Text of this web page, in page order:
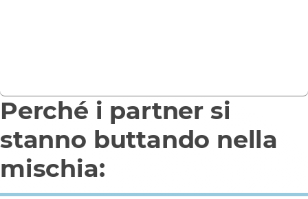
Perché i partner si
stanno buttando nella
mischia: